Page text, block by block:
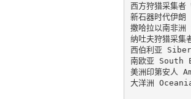
西方狩猎采集
新石器时代
撒哈拉以南非
纳吐夫狩猎采
西伯利亚
南欧亚 South
美洲印第安人
大洋洲